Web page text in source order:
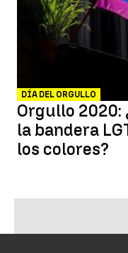
DÍA DEL ORGULLO
Orgullo 2020:
la bandera
los colores?